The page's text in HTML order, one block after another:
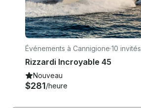
Événements à Cannigione·10 invités
Rizzardi Incroyable 45
Nouveau
$281/heure